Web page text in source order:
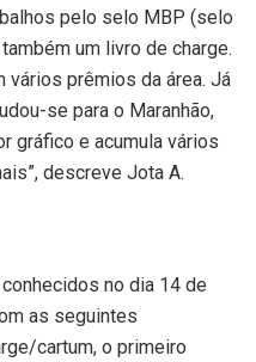
pelo selo MBP (selo
um livro de charge.
vários prêmios da área. Já
se para o Maranhão,
gráfico e acumula vários
descreve Jota A.
no dia 14 de
as seguintes
cartum, o primeiro